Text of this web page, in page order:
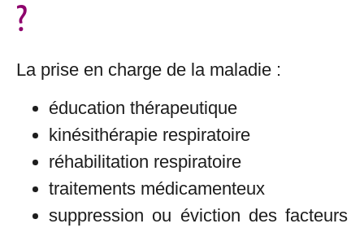
?
La prise en charge de la maladie :
éducation thérapeutique
kinésithérapie respiratoire
réhabilitation respiratoire
traitements médicamenteux
suppression ou éviction des facteurs